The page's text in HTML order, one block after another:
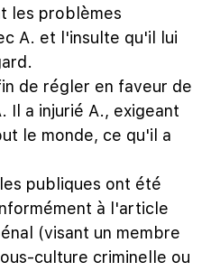
les problèmes
A. et l'insulte qu'il lui
de régler en faveur de
Il a injurié A., exigeant
le monde, ce qu'il a
publiques ont été
à l'article
(visant un membre
culture criminelle ou